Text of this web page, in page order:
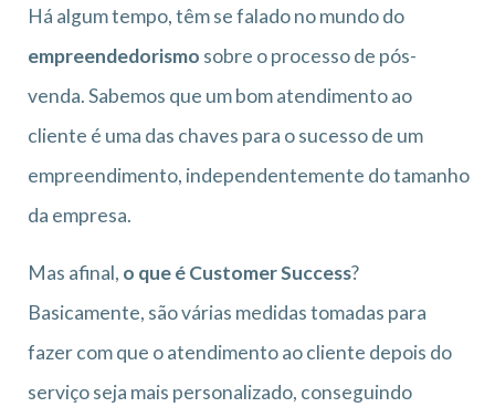
Há algum tempo, têm se falado no mundo do
empreendedorismo sobre o processo de pós-
venda. Sabemos que um bom atendimento ao
cliente é uma das chaves para o sucesso de um
empreendimento, independentemente do tamanho
da empresa.
Mas afinal, o que é Customer Success?
Basicamente, são várias medidas tomadas para
fazer com que o atendimento ao cliente depois do
serviço seja mais personalizado, conseguindo